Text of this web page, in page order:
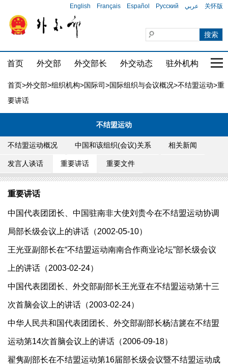
English Français Español Русский عربي 关怀版
首页 外交部 外交部长 外交动态 驻外机构 国
首页>外交部>组织机构>国际司>国际组织与会议概况>不结盟运动>重
要讲话
不结盟运动
不结盟运动概况 中国和该组织(会议)关系 相关新闻
发言人谈话 重要讲话 重要文件
重要讲话
中国代表团团长、中国驻南非大使刘贵今在不结盟运动协调
局部长级会议上的讲话（2002-05-10）
王光亚副部长在“不结盟运动南南合作商业论坛”部长级会议
上的讲话（2003-02-24）
中国代表团团长、外交部副部长王光亚在不结盟运动第十三
次首脑会议上的讲话（2003-02-24）
中华人民共和国代表团团长、外交部副部长杨洁篪在不结盟
运动第14次首脑会议上的讲话（2006-09-18）
翟隽副部长在不结盟运动第16届部长级会议暨不结盟运动成